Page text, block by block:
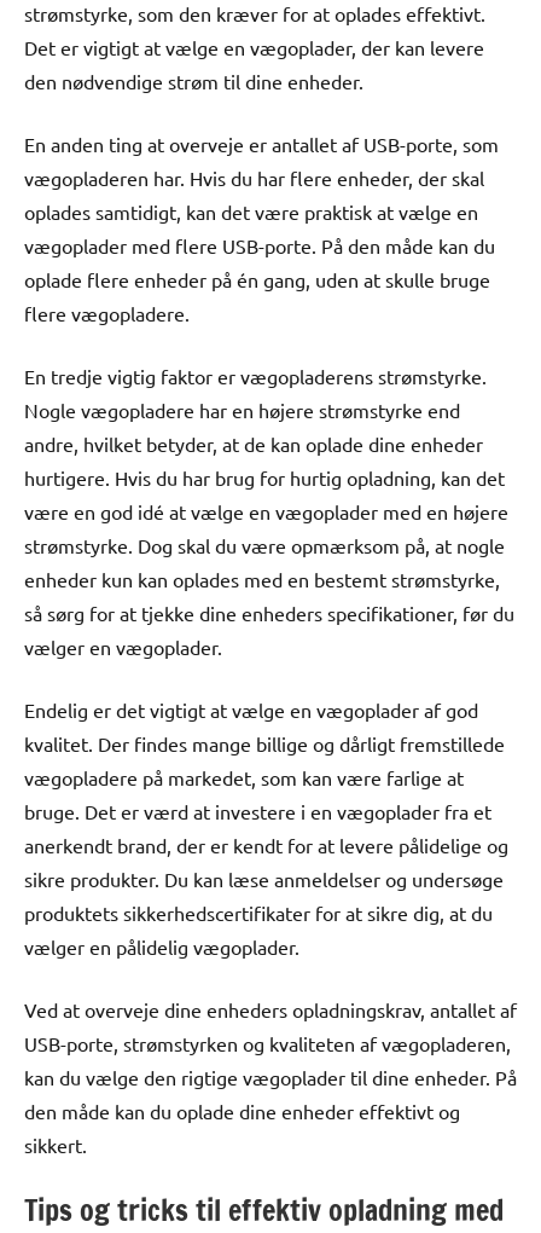
strømstyrke, som den kræver for at oplades effektivt.
Det er vigtigt at vælge en vægoplader, der kan levere
den nødvendige strøm til dine enheder.
En anden ting at overveje er antallet af USB-porte, som
vægopladeren har. Hvis du har flere enheder, der skal
oplades samtidigt, kan det være praktisk at vælge en
vægoplader med flere USB-porte. På den måde kan du
oplade flere enheder på én gang, uden at skulle bruge
flere vægopladere.
En tredje vigtig faktor er vægopladerens strømstyrke.
Nogle vægopladere har en højere strømstyrke end
andre, hvilket betyder, at de kan oplade dine enheder
hurtigere. Hvis du har brug for hurtig opladning, kan det
være en god idé at vælge en vægoplader med en højere
strømstyrke. Dog skal du være opmærksom på, at nogle
enheder kun kan oplades med en bestemt strømstyrke,
så sørg for at tjekke dine enheders specifikationer, før du
vælger en vægoplader.
Endelig er det vigtigt at vælge en vægoplader af god
kvalitet. Der findes mange billige og dårligt fremstillede
vægopladere på markedet, som kan være farlige at
bruge. Det er værd at investere i en vægoplader fra et
anerkendt brand, der er kendt for at levere pålidelige og
sikre produkter. Du kan læse anmeldelser og undersøge
produktets sikkerhedscertifikater for at sikre dig, at du
vælger en pålidelig vægoplader.
Ved at overveje dine enheders opladningskrav, antallet af
USB-porte, strømstyrken og kvaliteten af vægopladeren,
kan du vælge den rigtige vægoplader til dine enheder. På
den måde kan du oplade dine enheder effektivt og
sikkert.
Tips og tricks til effektiv opladning med